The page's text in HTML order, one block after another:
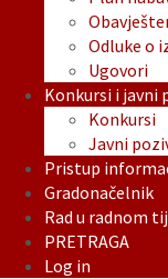
Odluke o
Ugovori
Konkursi i javni
Konkursi
Javni
Pristup
Gradonačelnik
Rad u radnom
PRETRAGA
Log in